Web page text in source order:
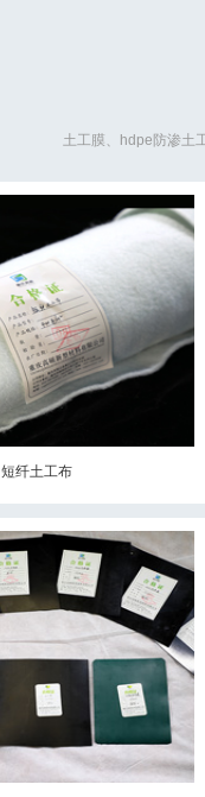
土工膜、hdpe防渗土
短纤土工布